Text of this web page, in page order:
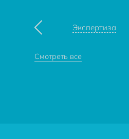
Экспертиза
Смотреть все